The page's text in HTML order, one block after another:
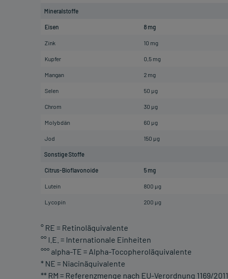
Mineralstoffe
Eisen 8 mg
Zink 10 mg
Kupfer 0,5 mg
Mangan 2 mg
Selen 50 µg
Chrom 30 µg
Molybdän 60 µg
Jod 150 µg
Sonstige Stoffe
Citrus-Bioflavonoide 5 mg
Lutein 800 µg
Lycopin 200 µg
° RE = Retinoläquivalente
°° I.E. = Internationale Einheiten
°°° alpha-TE = Alpha-Tocopheroläquivalente
* NE = Niacinäquivalente
** RM = Referenzmenge nach EU-Verordnung 1169/2011